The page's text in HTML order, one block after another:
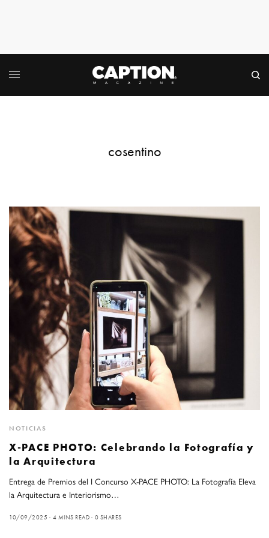
cosentino
NOTICIAS
X-PACE PHOTO: Celebrando la Fotografía y
la Arquitectura
Entrega de Premios del I Concurso X-PACE PHOTO: La Fotografía Eleva
la Arquitectura e Interiorismo…
10/09/2025 4 MINS READ 0 SHARES